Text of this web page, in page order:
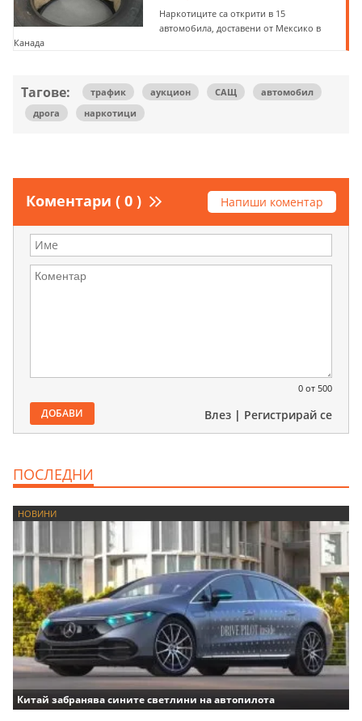
Наркотиците са открити в 15
автомобила, доставени от Мексико в
Канада
Тагове: трафик аукцион САЩ
автомобил
дрога
наркотици
Коментари ( 0 ) Напиши коментар
0 от 500
ДОБАВИ Влез | Регистрирай се
ПОСЛЕДНИ
НОВИНИ
Китай забранява сините светлини на автопилота